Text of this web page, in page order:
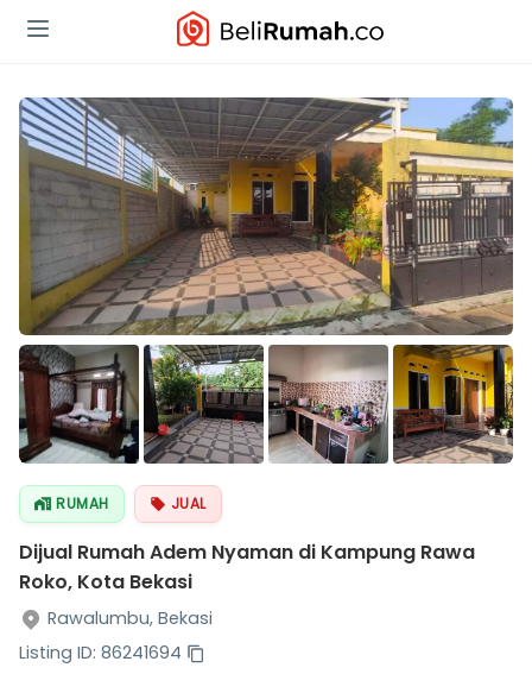
RUMAH JUAL
Dijual Rumah Adem Nyaman di Kampung Rawa
Roko, Kota Bekasi
Rawalumbu, Bekasi
Listing ID: 86241694